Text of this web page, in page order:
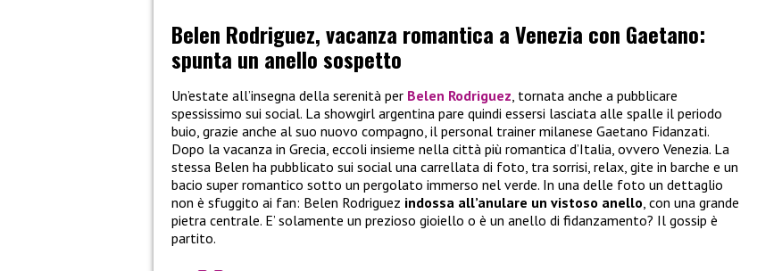
Belen Rodriguez, vacanza romantica a Venezia con Gaetano:
spunta un anello sospetto
Un’estate all’insegna della serenità per Belen Rodriguez, tornata anche a pubblicare
spessissimo sui social. La showgirl argentina pare quindi essersi lasciata alle spalle il periodo
buio, grazie anche al suo nuovo compagno, il personal trainer milanese Gaetano Fidanzati.
Dopo la vacanza in Grecia, eccoli insieme nella città più romantica d’Italia, ovvero Venezia. La
stessa Belen ha pubblicato sui social una carrellata di foto, tra sorrisi, relax, gite in barche e un
bacio super romantico sotto un pergolato immerso nel verde. In una delle foto un dettaglio
non è sfuggito ai fan: Belen Rodriguez indossa all’anulare un vistoso anello, con una grande
pietra centrale. E’ solamente un prezioso gioiello o è un anello di fidanzamento? Il gossip è
partito.